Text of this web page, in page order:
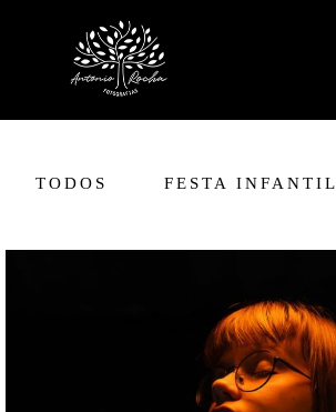
TODOS FESTA INFANTIL